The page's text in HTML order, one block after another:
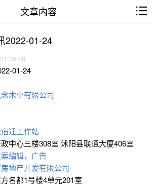
文章内容
2022-01-24
01-24
木业有限公司
迁工作站
中心三楼308室 沭阳县联通大厦406室
编辑，广告
地产开发有限公司
名都1号楼4单元201室